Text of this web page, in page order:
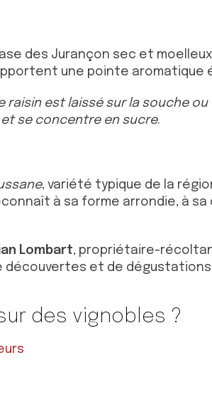
des Jurançon sec et moelleux
une pointe aromatique
raisin est laissé sur la souche
et se concentre en sucre.
, variété typique de la
à sa forme arrondie, à
Lombart, propriétaire-
découvertes et de
des vignobles ?